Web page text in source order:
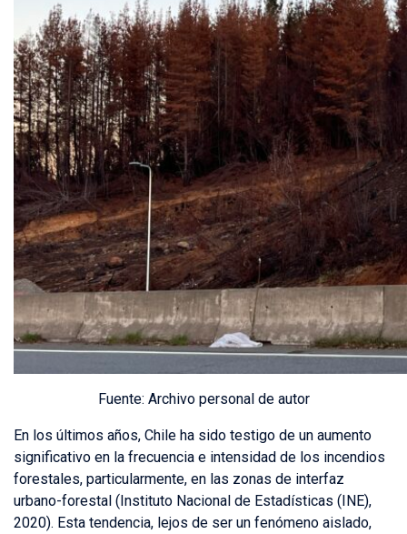
Fuente: Archivo personal de autor
En los últimos años, Chile ha sido testigo de un aumento
significativo en la frecuencia e intensidad de los incendios
forestales, particularmente, en las zonas de interfaz
urbano-forestal (Instituto Nacional de Estadísticas (INE),
2020). Esta tendencia, lejos de ser un fenómeno aislado,